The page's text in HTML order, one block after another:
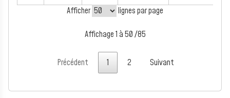
Afficher
lignes par page
Affichage 1 à 50 /85
Précédent 1 2 Suivant